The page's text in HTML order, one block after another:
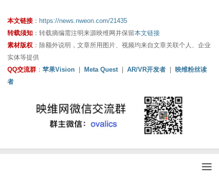
本文链接 ： https://news.nweon.com/21435
转载须知 ：转载摘编需注明来源映维网并保留本文链接
素材版权 ：除额外说明，文章所用图片、视频均来自文章关联个人、企业
实体等提供
QQ交流群 ： 苹果Vision | Meta Quest | AR/VR开发者 | 映维粉丝读
者